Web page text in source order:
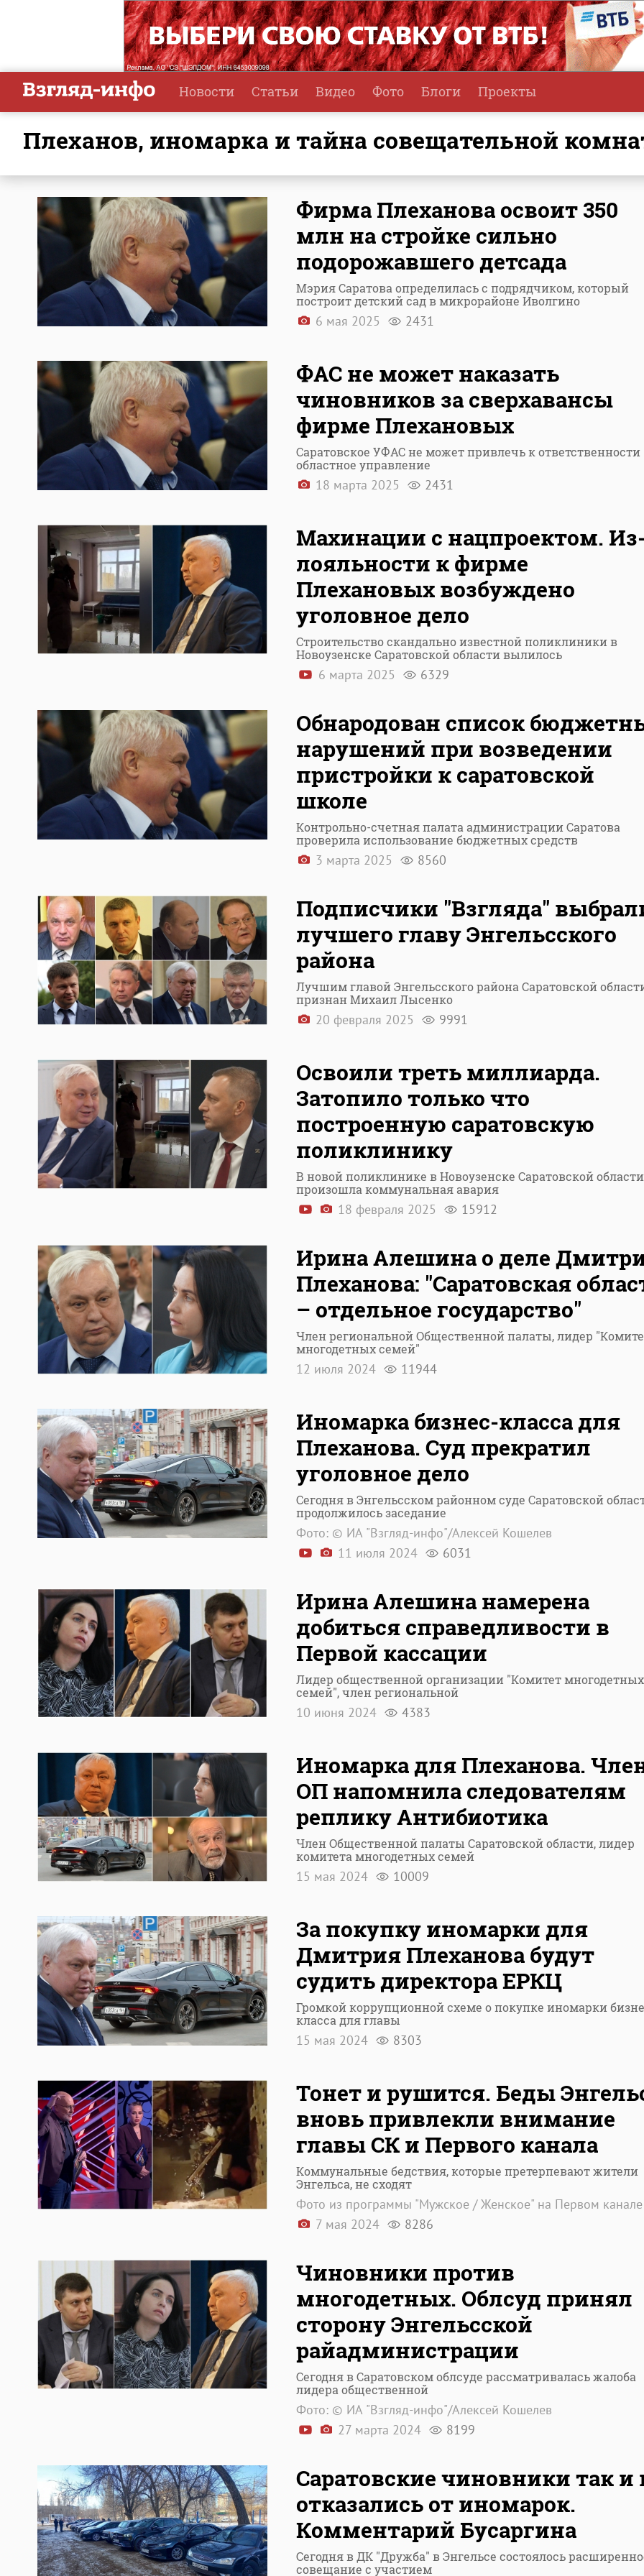
Новости Статьи Видео Фото Блоги Проекты
Плеханов, иномарка и тайна совещательной
Фирма Плеханова освоит 350
млн на стройке сильно
подорожавшего детсада
Мэрия Саратова определилась с подрядчиком, который
построит детский сад в микрорайоне Иволгино
6 мая 2025 2431
ФАС не может наказать
чиновников за сверхавансы
фирме Плехановых
Саратовское УФАС не может привлечь к ответственности
областное управление
18 марта 2025 2431
Махинации с нацпроектом.
лояльности к фирме
Плехановых возбуждено
уголовное дело
Строительство скандально известной поликлиники в
Новоузенске Саратовской области вылилось
6 марта 2025 6329
Обнародован список
нарушений при возведении
пристройки к саратовской
школе
Контрольно-счетная палата администрации Саратова
проверила использование бюджетных средств
3 марта 2025 8560
Подписчики "Взгляда"
лучшего главу Энгельсского
района
Лучшим главой Энгельсского района Саратовской
признан Михаил Лысенко
20 февраля 2025 9991
Освоили треть миллиарда.
Затопило только что
построенную саратовскую
поликлинику
В новой поликлинике в Новоузенске Саратовской области
произошла коммунальная авария
18 февраля 2025 15912
Ирина Алешина о деле
Плеханова: "Саратовская
– отдельное государство"
Член региональной Общественной палаты, лидер
многодетных семей"
12 июля 2024 11944
Иномарка бизнес-класса для
Плеханова. Суд прекратил
уголовное дело
Сегодня в Энгельсском районном суде Саратовской
продолжилось заседание
Фото: © ИА "Взгляд-инфо"/Алексей Кошелев
11 июля 2024
6031
Ирина Алешина намерена
добиться справедливости в
Первой кассации
Лидер общественной организации "Комитет многодетных
семей", член региональной
10 июня 2024 4383
Иномарка для Плеханова.
ОП напомнила следователям
реплику Антибиотика
Член Общественной палаты Саратовской области, лидер
комитета многодетных семей
15 мая 2024 10009
За покупку иномарки для
Дмитрия Плеханова будут
судить директора ЕРКЦ
Громкой коррупционной схеме о покупке иномарки
класса для главы
15 мая 2024 8303
Тонет и рушится. Беды
вновь привлекли внимание
главы СК и Первого канала
Коммунальные бедствия, которые претерпевают жители
Энгельса, не сходят
Фото из программы "Мужское / Женское" на Первом канале
7 мая 2024
8286
Чиновники против
многодетных. Облсуд принял
сторону Энгельсской
райадминистрации
Сегодня в Саратовском облсуде рассматривалась жалоба
лидера общественной
Фото: © ИА "Взгляд-инфо"/Алексей Кошелев
27 марта 2024
8199
Саратовские чиновники так и
отказались от иномарок.
Комментарий Бусаргина
Сегодня в ДК "Дружба" в Энгельсе состоялось
совещание с участием